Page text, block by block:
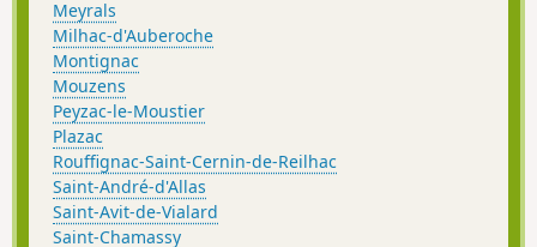
Meyrals
Milhac-d'Auberoche
Montignac
Mouzens
Peyzac-le-Moustier
Plazac
Rouffignac-Saint-Cernin-de-Reilhac
Saint-André-d'Allas
Saint-Avit-de-Vialard
Saint-Chamassy